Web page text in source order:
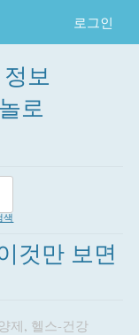
로그인
보
로
색
것만 보면
제, 헬스-건강